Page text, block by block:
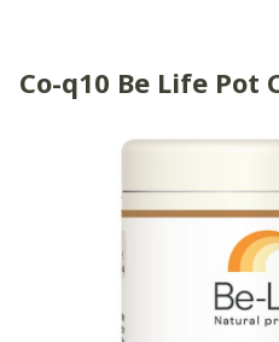
Co-q10 Be Life Pot